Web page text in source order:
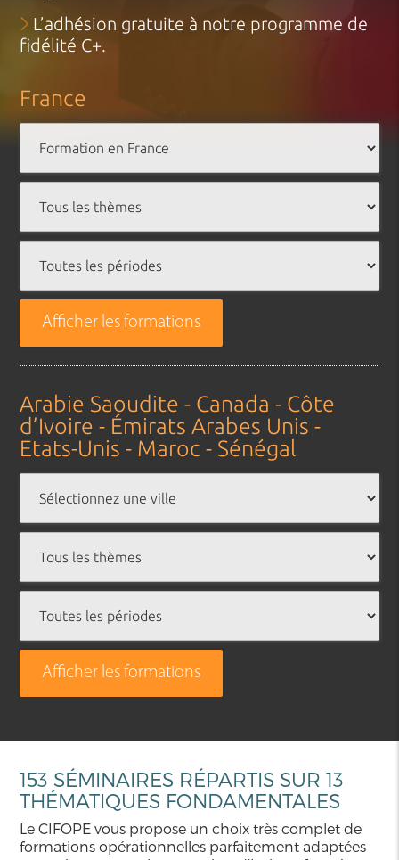
L’adhésion gratuite à notre programme de
fidélité C+.
France
Afficher les formations
Arabie Saoudite - Canada - Côte
d’Ivoire - Émirats Arabes Unis -
Etats-Unis - Maroc - Sénégal
Afficher les formations
153 SÉMINAIRES RÉPARTIS SUR 13
THÉMATIQUES FONDAMENTALES
Le CIFOPE vous propose un choix très complet de
formations opérationnelles parfaitement adaptées